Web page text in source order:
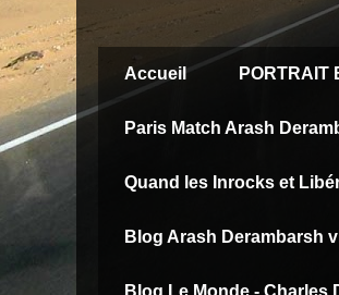
Accueil
Paris Match Arash
Quand les Inrocks et
Blog Arash Derambarsh
Blog Le Monde - Charles